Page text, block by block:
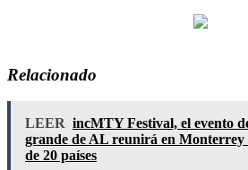
Relacionado
LEER incMTY Festival, el evento
grande de AL reunirá en Monterrey
de 20 países